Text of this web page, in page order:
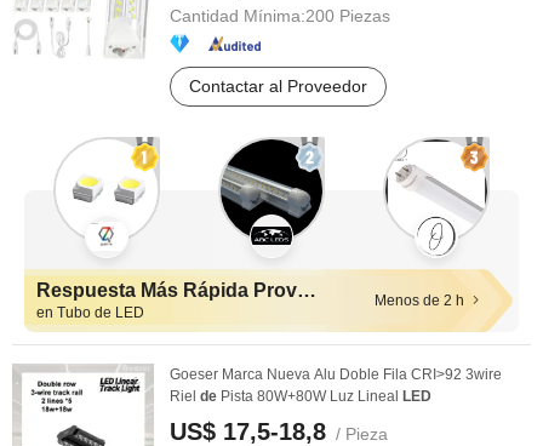
Cantidad Mínima:200 Piezas
Contactar al Proveedor
Respuesta Más Rápida Proveedores
en Tubo de LED
Menos de 2 h
Goeser Marca Nueva Alu Doble Fila CRI>92 3wire
Riel de Pista 80W+80W Luz Lineal LED
US$ 17,5-18,8 / Pieza